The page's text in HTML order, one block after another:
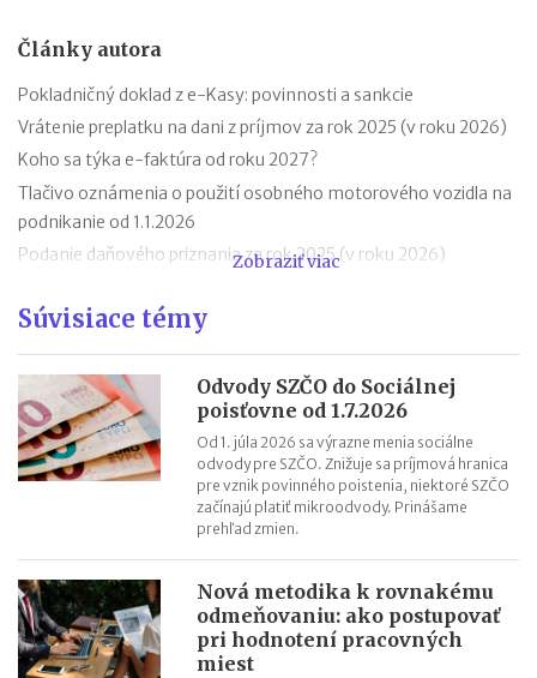
Články autora
Pokladničný doklad z e-Kasy: povinnosti a sankcie
Vrátenie preplatku na dani z príjmov za rok 2025 (v roku 2026)
Koho sa týka e-faktúra od roku 2027?
Tlačivo oznámenia o použití osobného motorového vozidla na
podnikanie od 1.1.2026
Podanie daňového priznania za rok 2025 (v roku 2026)
Stravné (diéty) od 1.12.2025
Zmeny v sociálnom poistení SZČO od 1.1.2026
Odvodová odpočítateľná položka z príjmu trénerov od 1.1.2026
11 mýtov o dôchodkoch
Zobraziť viac
Súvisiace témy
Odvody SZČO do Sociálnej
poisťovne od 1.7.2026
Od 1. júla 2026 sa výrazne menia sociálne
odvody pre SZČO. Znižuje sa príjmová hranica
pre vznik povinného poistenia, niektoré SZČO
začínajú platiť mikroodvody. Prinášame
prehľad zmien.
Nová metodika k rovnakému
odmeňovaniu: ako postupovať
pri hodnotení pracovných
miest